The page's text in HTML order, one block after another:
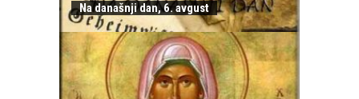
Na današnji dan, 6. avgust